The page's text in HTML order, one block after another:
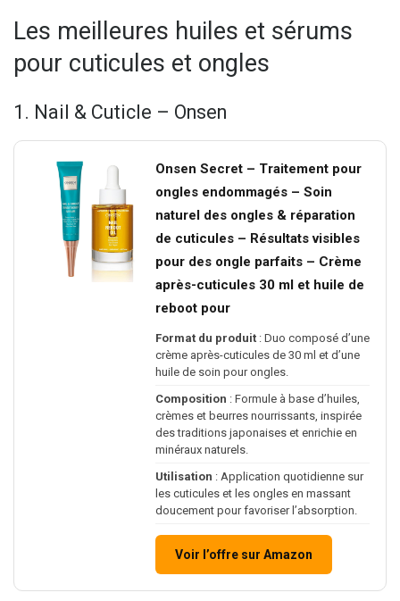
Les meilleures huiles et sérums
pour cuticules et ongles
1. Nail & Cuticle – Onsen
Onsen Secret – Traitement pour
ongles endommagés – Soin
naturel des ongles & réparation
de cuticules – Résultats visibles
pour des ongle parfaits – Crème
après-cuticules 30 ml et huile de
reboot pour
Format du produit : Duo composé d’une
crème après-cuticules de 30 ml et d’une
huile de soin pour ongles.
Composition : Formule à base d’huiles,
crèmes et beurres nourrissants, inspirée
des traditions japonaises et enrichie en
minéraux naturels.
Utilisation : Application quotidienne sur
les cuticules et les ongles en massant
doucement pour favoriser l’absorption.
Voir l’offre sur Amazon